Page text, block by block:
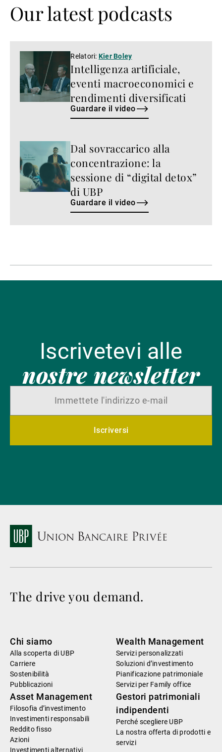
Our latest podcasts
Guardare
video
Intelligenza artificiale,
eventi macroeconomici e
rendimenti diversificati
Relatori: Kier Boley
Guardare il video
Guardare
il
video
Dal sovraccarico alla
concentrazione: la
sessione di “digital detox”
di UBP
Guardare il video
Iscrivetevi alle
nostre newsletter
Iscriversi
The drive you demand.
Chi siamo
Alla scoperta di UBP
Carriere
Sostenibilità
Pubblicazioni
Wealth Management
Servizi personalizzati
Soluzioni d’investimento
Pianificazione patrimoniale
Servizi per Family office
Asset Management
Filosofia d’investimento
Investimenti responsabili
Reddito fisso
Azioni
Investimenti alternativi
Gestori patrimoniali
indipendenti
Perché scegliere UBP
La nostra offerta di prodotti e
servizi